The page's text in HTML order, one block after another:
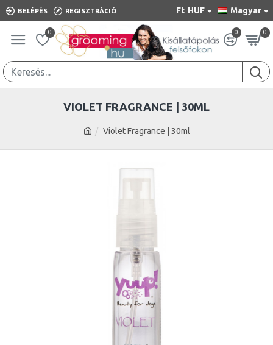
BELÉPÉS REGISZTRÁCIÓ Ft HUF Magyar
0 0 0
Violet Fragrance | 30ml
VIOLET FRAGRANCE | 30ML